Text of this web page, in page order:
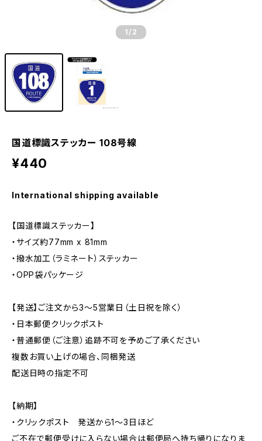
1 /2
国道標識ステッカー 108号線
¥440
International shipping available
【国道標識ステッカー】
・サイズ約77mm x 81mm
・撥水加工（ラミネート）ステッカー
・OPP袋パッケージ
【発送】ご注文から3〜5営業日（土日祝を除く）
・日本郵便クリックポスト
・普通郵便（ご注意）追跡不可を予めご了承ください
複数お買い上げの場合、同梱発送
配送日時の指定不可
【納期】
・クリックポスト 発送から1〜3日ほど
ご不在で郵便受けに入らない場合は郵便局へ持ち帰りになりま